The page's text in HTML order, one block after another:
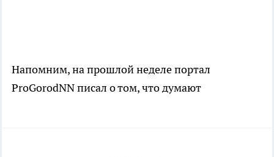
Напомним, на прошлой неделе портал
ProGorodNN писал о том, что думают